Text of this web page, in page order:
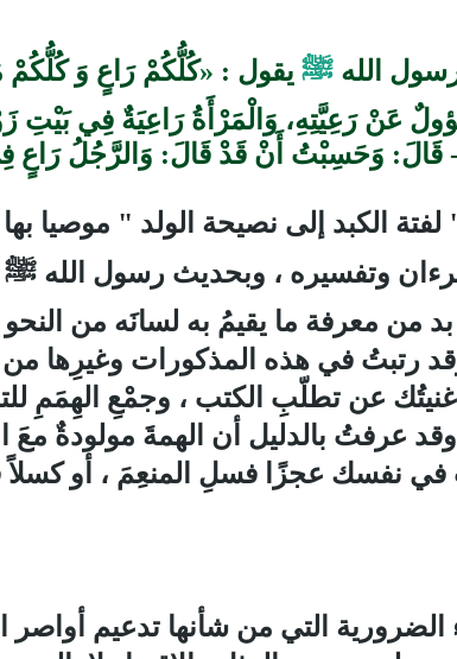
الله ﷺ يقول : «كُلُّكُمْ رَاعٍ وَ كُلُّكُمْ
عَنْ رَعِيَّتِهِ، وَالْمَرْأَةُ رَاعِيَةٌ فِي بَيْتِ
وَحَسِبْتُ أَنْ قَدْ قَالَ: وَالرَّجُلُ رَاعٍ
الكبد إلى نصيحة الولد " موصيا
وتفسيره ، وبحديث رسول الله ﷺ
بد من معرفة ما يقيمُ به لسانَه من
وقد رتبتُ في هذه المذكورات وغيرِها
عن تطلّبِ الكتب ، وجمْعِ الهِمَمِ
وقد عرفتُ بالدليل أن الهمةَ مولودةٌ معَ
نفسك عجزًا فسلِ المنعِمَ ، أو كسلاً
الضرورية التي من شأنها تدعيم أواصر